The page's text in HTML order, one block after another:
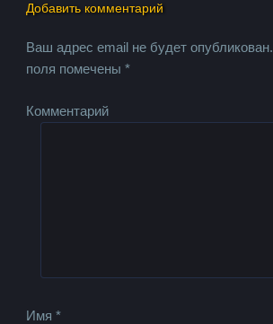
Добавить комментарий
Ваш адрес email не будет опубликован.
поля помечены*
Комментарий
Имя*